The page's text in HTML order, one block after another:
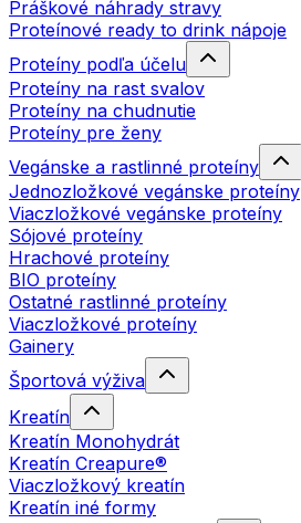
Práškové náhrady stravy
Proteínové ready to drink nápoje
Proteíny podľa účelu
Proteíny na rast svalov
Proteíny na chudnutie
Proteíny pre ženy
Vegánske a rastlinné proteíny
Jednozložkové vegánske proteíny
Viaczložkové vegánske proteíny
Sójové proteíny
Hrachové proteíny
BIO proteíny
Ostatné rastlinné proteíny
Viaczložkové proteíny
Gainery
Športová výživa
Kreatín
Kreatín Monohydrát
Kreatín Creapure®
Viaczložkový kreatín
Kreatín iné formy